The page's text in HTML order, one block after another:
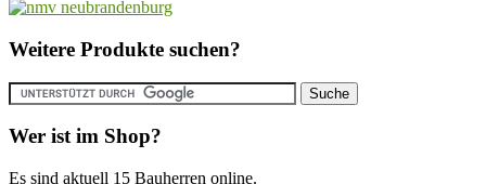
Weitere Produkte suchen?
Wer ist im Shop?
Es sind aktuell 15 Bauherren online.